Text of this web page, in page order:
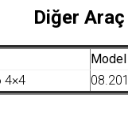
Diğer
Model
4×4